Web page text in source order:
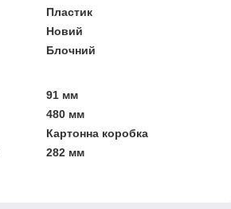
Пластик
Новий
Блочний
91 мм
480 мм
Картонна коробка
282 мм